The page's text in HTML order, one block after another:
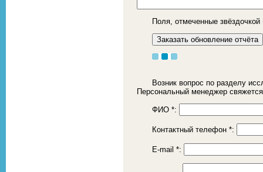
Поля, отмеченные звёздочкой
Возник вопрос по разделу
Персональный менеджер
ФИО *:
Контактный телефон *:
E-mail *: